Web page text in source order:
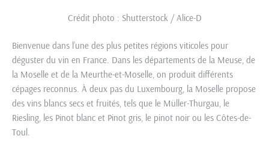
Crédit photo : Shutterstock / Alice-D
Bienvenue dans l’une des plus petites régions viticoles pour
déguster du vin en France. Dans les départements de la Meuse, de
la Moselle et de la Meurthe-et-Moselle, on produit différents
cépages reconnus. À deux pas du Luxembourg, la Moselle propose
des vins blancs secs et fruités, tels que le Müller-Thurgau, le
Riesling, les Pinot blanc et Pinot gris, le pinot noir ou les Côtes-de-
Toul.